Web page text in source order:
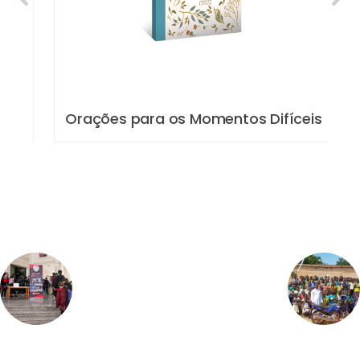
Orações para os Momentos Difíceis